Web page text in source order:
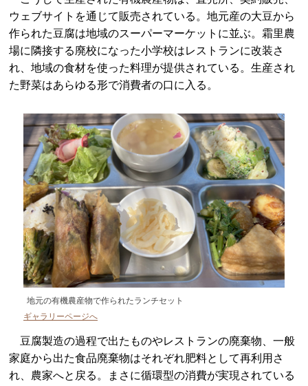
ウェブサイトを通じて販売されている。地元産の大豆から
作られた豆腐は地域のスーパーマーケットに並ぶ。霜里農
場に隣接する廃校になった小学校はレストランに改装さ
れ、地域の食材を使った料理が提供されている。生産され
た野菜はあらゆる形で消費者の口に入る。
地元の有機農産物で作られたランチセット
ギャラリーページへ
豆腐製造の過程で出たものやレストランの廃棄物、一般
家庭から出た食品廃棄物はそれぞれ肥料として再利用さ
れ、農家へと戻る。まさに循環型の消費が実現されている